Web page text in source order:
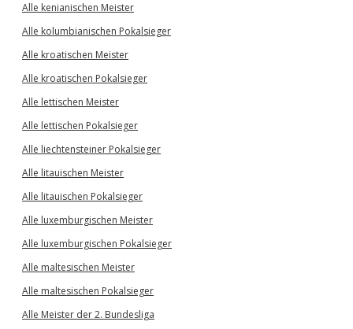
Alle kenianischen Meister
Alle kolumbianischen Pokalsieger
Alle kroatischen Meister
Alle kroatischen Pokalsieger
Alle lettischen Meister
Alle lettischen Pokalsieger
Alle liechtensteiner Pokalsieger
Alle litauischen Meister
Alle litauischen Pokalsieger
Alle luxemburgischen Meister
Alle luxemburgischen Pokalsieger
Alle maltesischen Meister
Alle maltesischen Pokalsieger
Alle Meister der 2. Bundesliga